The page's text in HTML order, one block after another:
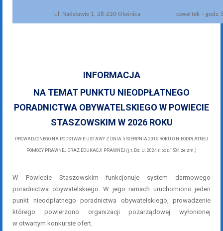
ul. Nadstawie 1, 28-220 Oleśnica czwartek – godz.
INFORMACJA
NA TEMAT PUNKTU NIEODPŁATNEGO
PORADNICTWA OBYWATELSKIEGO W POWIECIE
STASZOWSKIM W 2026 ROKU
PROWADZONEGO NA PODSTAWIE USTAWY Z DNIA 5 SIERPNIA 2015 ROKU O NIEODPŁATNEJ
POMOCY PRAWNEJ ORAZ EDUKACJI PRAWNEJ (j.t. Dz. U. 2024 r. poz.1534 ze zm.)
W Powiecie Staszowskim funkcjonuje system darmowego
poradnictwa obywatelskiego. W jego ramach uruchomiono jeden
punkt nieodpłatnego poradnictwa obywatelskiego, prowadzenie
którego powierzono organizacji pozarządowej wyłonionej
w otwartym konkursie ofert.